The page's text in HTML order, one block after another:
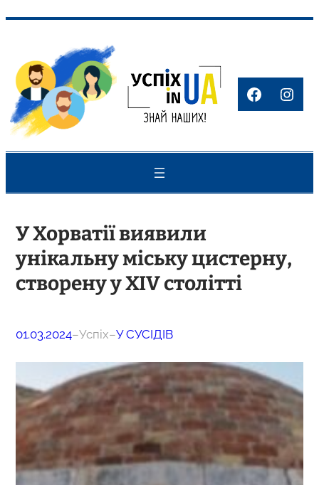
вмісту
У Хорватії виявили
унікальну міську цистерну,
створену у XIV столітті
01.03.2024–Успіх–У СУСІДІВ